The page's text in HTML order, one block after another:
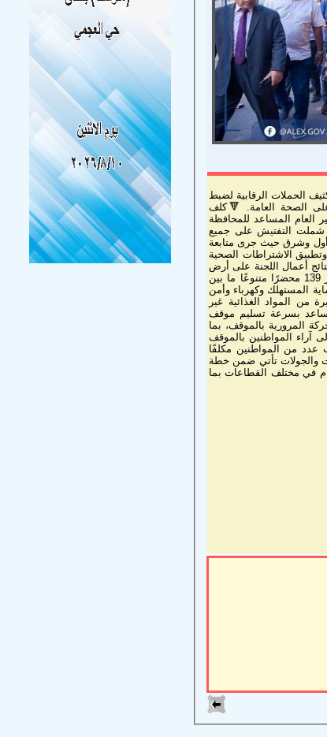
الحملات الرقابية لضبط
الصحة العامة. 🔻كلف
العام المساعد للمحافظة
شملت التفتيش على جميع
أول وشرق حيث جرى متابعة
وتطبيق الاشتراطات الصحية
أعمال اللجنة على أرض
الواقع، والتي أسفرت عن غلق وتشميع 36 منشأة لإدارتها بدون ترخيص، وتحرير 139 محضرًا متنوعًا ما بين
المستهلك وكهرباء وأمن
كميات كبيرة من المواد الغذائية غير
بسرعة تسليم موقف
المرورية بالموقف، بما
آراء المواطنين بالموقف
عدد من المواطنين مكلفًا
والجولات تأتي ضمن خطة
في مختلف القطاعات بما